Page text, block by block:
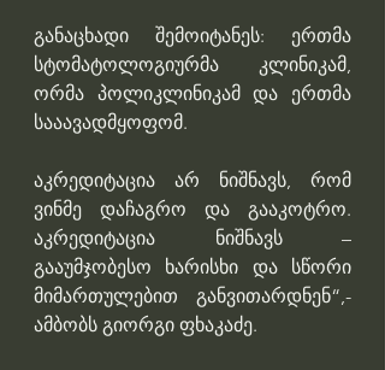
განაცხადი შემოიტანეს: ერთმა
სტომატოლოგიურმა კლინიკამ,
ორმა პოლიკლინიკამ და ერთმა
სააავადმყოფომ.
აკრედიტაცია არ ნიშნავს, რომ
ვინმე დაჩაგრო და გააკოტრო.
აკრედიტაცია ნიშნავს –
გააუმჯობესო ხარისხი და სწორი
მიმართულებით განვითარდნენ“,-
ამბობს გიორგი ფხაკაძე.